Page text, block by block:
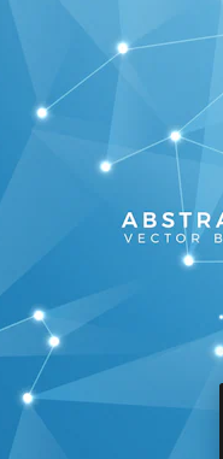
む100万人以上が利用して
2026 Freepik Company S.L.U.